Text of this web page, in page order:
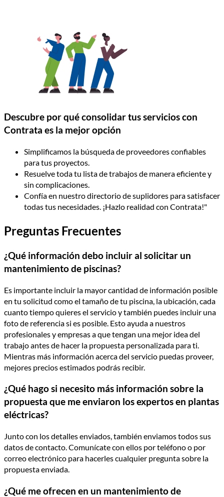
Descubre por qué consolidar tus servicios con
Contrata es la mejor opción
Simplificamos la búsqueda de proveedores confiables
para tus proyectos.
Resuelve toda tu lista de trabajos de manera eficiente y
sin complicaciones.
Confía en nuestro directorio de suplidores para satisfacer
todas tus necesidades. ¡Hazlo realidad con Contrata!"
Preguntas Frecuentes
¿Qué información debo incluir al solicitar un
mantenimiento de piscinas?
Es importante incluir la mayor cantidad de información posible
en tu solicitud como el tamaño de tu piscina, la ubicación, cada
cuanto tiempo quieres el servicio y también puedes incluir una
foto de referencia si es posible. Esto ayuda a nuestros
profesionales y empresas a que tengan una mejor idea del
trabajo antes de hacer la propuesta personalizada para ti.
Mientras más información acerca del servicio puedas proveer,
mejores precios estimados podrás recibir.
¿Qué hago si necesito más información sobre la
propuesta que me enviaron los expertos en plantas
eléctricas?
Junto con los detalles enviados, también enviamos todos sus
datos de contacto. Comunícate con ellos por teléfono o por
correo electrónico para hacerles cualquier pregunta sobre la
propuesta enviada.
¿Qué me ofrecen en un mantenimiento de